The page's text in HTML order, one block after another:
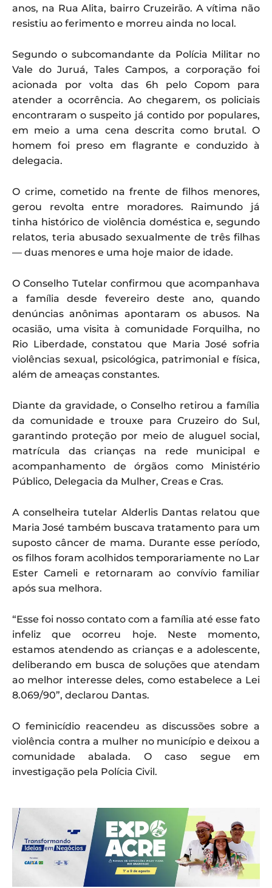
anos, na Rua Alita, bairro Cruzeirão. A vítima não
resistiu ao ferimento e morreu ainda no local.
Segundo o subcomandante da Polícia Militar no
Vale do Juruá, Tales Campos, a corporação foi
acionada por volta das 6h pelo Copom para
atender a ocorrência. Ao chegarem, os policiais
encontraram o suspeito já contido por populares,
em meio a uma cena descrita como brutal. O
homem foi preso em flagrante e conduzido à
delegacia.
O crime, cometido na frente de filhos menores,
gerou revolta entre moradores. Raimundo já
tinha histórico de violência doméstica e, segundo
relatos, teria abusado sexualmente de três filhas
— duas menores e uma hoje maior de idade.
O Conselho Tutelar confirmou que acompanhava
a família desde fevereiro deste ano, quando
denúncias anônimas apontaram os abusos. Na
ocasião, uma visita à comunidade Forquilha, no
Rio Liberdade, constatou que Maria José sofria
violências sexual, psicológica, patrimonial e física,
além de ameaças constantes.
Diante da gravidade, o Conselho retirou a família
da comunidade e trouxe para Cruzeiro do Sul,
garantindo proteção por meio de aluguel social,
matrícula das crianças na rede municipal e
acompanhamento de órgãos como Ministério
Público, Delegacia da Mulher, Creas e Cras.
A conselheira tutelar Alderlis Dantas relatou que
Maria José também buscava tratamento para um
suposto câncer de mama. Durante esse período,
os filhos foram acolhidos temporariamente no Lar
Ester Cameli e retornaram ao convívio familiar
após sua melhora.
“Esse foi nosso contato com a família até esse fato
infeliz que ocorreu hoje. Neste momento,
estamos atendendo as crianças e a adolescente,
deliberando em busca de soluções que atendam
ao melhor interesse deles, como estabelece a Lei
8.069/90”, declarou Dantas.
O feminicídio reacendeu as discussões sobre a
violência contra a mulher no município e deixou a
comunidade abalada. O caso segue em
investigação pela Polícia Civil.